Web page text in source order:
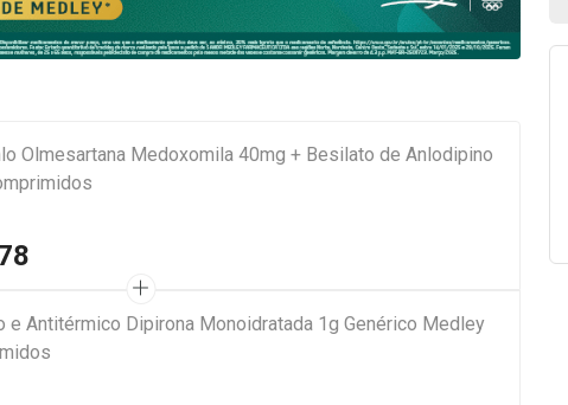
Olmesartana Medoxomila 40mg + Besilato de Anlodipino
e Antitérmico Dipirona Monoidratada 1g Genérico Medley